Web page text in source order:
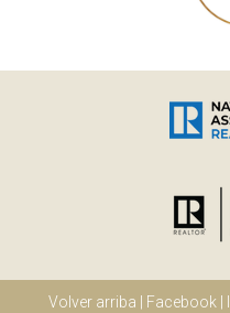
Volver arriba Facebook